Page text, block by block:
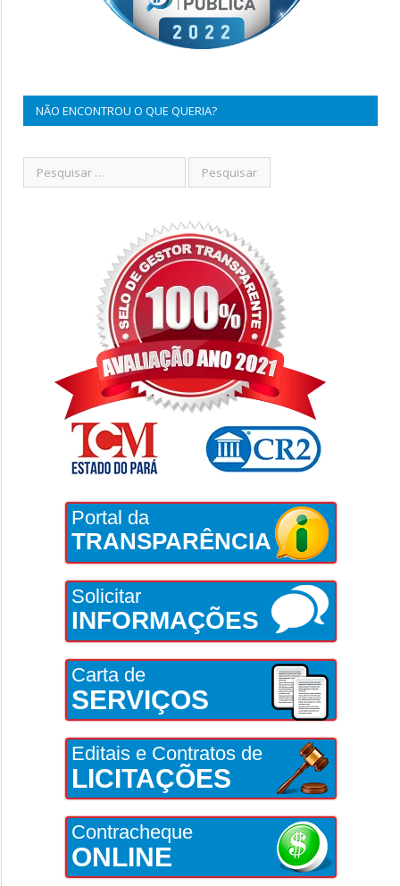
NÃO ENCONTROU O QUE QUERIA?
Portal da
TRANSPARÊNCIA
Solicitar
INFORMAÇÕES
Carta de
SERVIÇOS
Editais e Contratos de
LICITAÇÕES
Contracheque
ONLINE